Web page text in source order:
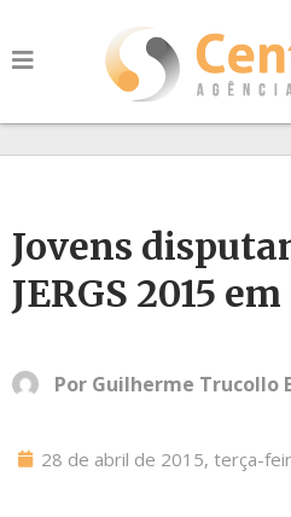
Jovens
JERGS 2015
Por Guilherme Trucollo
28 de abril de 2015, terça-